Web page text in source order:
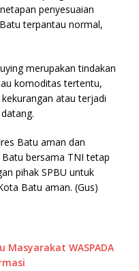
penyesuaian
terpantau normal,
merupakan tindakan
komoditas tertentu,
atau terjadi
Batu aman dan
bersama TNI tetap
pihak SPBU untuk
Batu aman. (Gus)
WASPADA